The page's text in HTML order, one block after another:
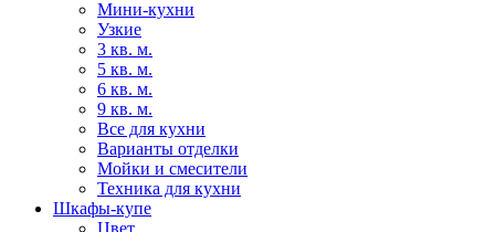
Мини-кухни
Узкие
3 кв. м.
5 кв. м.
6 кв. м.
9 кв. м.
Все для кухни
Варианты отделки
Мойки и смесители
Техника для кухни
Шкафы-купе
Цвет